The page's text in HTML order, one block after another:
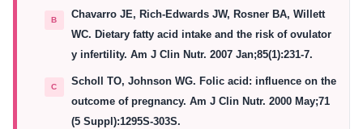
Chavarro JE, Rich-Edwards JW, Rosner BA, Willett
WC. Dietary fatty acid intake and the risk of ovulator
y infertility. Am J Clin Nutr. 2007 Jan;85(1):231-7.
Scholl TO, Johnson WG. Folic acid: influence on the
outcome of pregnancy. Am J Clin Nutr. 2000 May;71
(5 Suppl):1295S-303S.